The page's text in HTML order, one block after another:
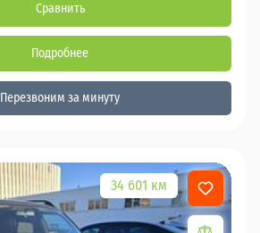
Сравнить
Подробнее
Перезвоним за минуту
34 601 км